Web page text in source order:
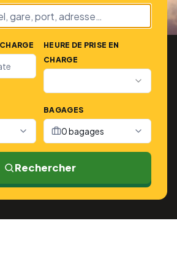
HEURE DE PRISE EN
CHARGE
BAGAGES
0 bagages
Rechercher